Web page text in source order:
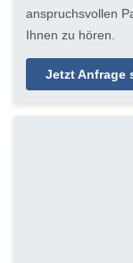
anspruchsvollen
Ihnen zu hören.
Jetzt Anfrage